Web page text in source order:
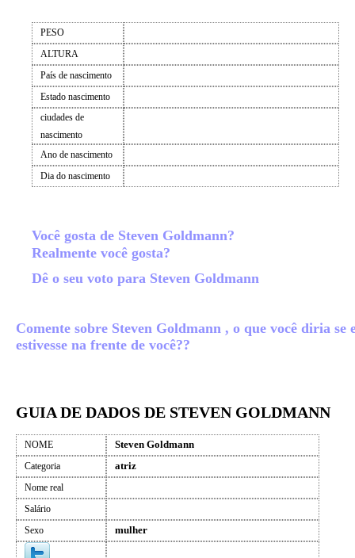
PESO
ALTURA
País de nascimento
Estado nascimento
ciudades de
nascimento
Ano de nascimento
Dia do nascimento
Você gosta de Steven Goldmann?
Realmente você gosta?
Dê o seu voto para Steven Goldmann
Comente sobre Steven Goldmann , o que você diria se
estivesse na frente de você??
GUIA DE DADOS DE STEVEN GOLDMANN
NOME Steven Goldmann
Categoria atriz
Nome real
Salário
Sexo
mulher